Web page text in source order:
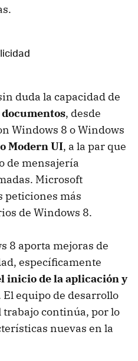
duda la capacidad de
, desde
Windows 8 o Windows
Modern UI, a la par que
de mensajería
Microsoft
peticiones más
de Windows 8.
8 aporta mejoras de
específicamente
inicio de la aplicación y
El equipo de desarrollo
trabajo continúa, por lo
nuevas en la